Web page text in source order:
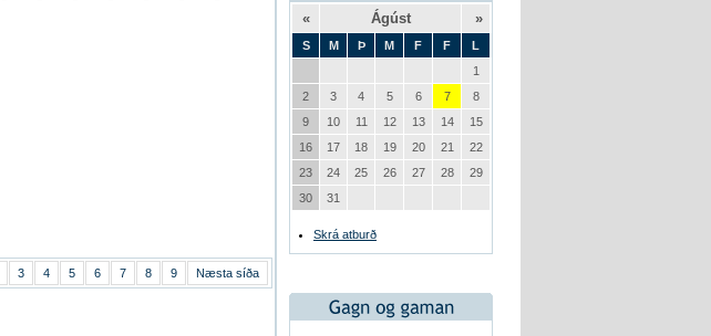
3 4 5 6 7 8 9 Næsta síða
« Ágúst »
S M Þ M F F
L
1
2
3 4 5 6 7
8
9
10 11 12 13 14
15
16
17 18 19 20 21
22
23
24 25 26 27 28
29
30
31
Skrá atburð